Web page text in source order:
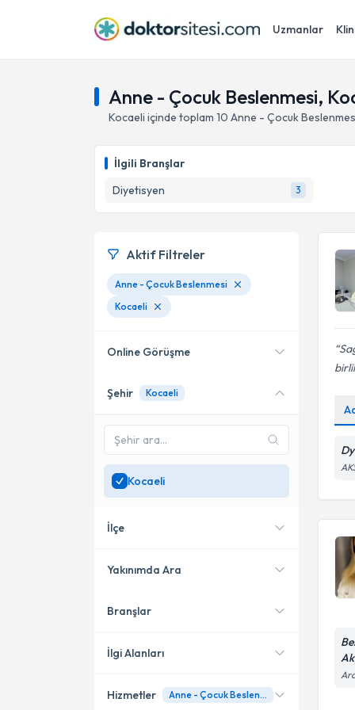
Uzmanlar
Anne - Çocuk Beslenmesi,
Kocaeli içinde toplam 10 Anne - Çocuk
İlgili Branşlar
Diyetisyen
3
Aktif Filtreler
Anne - Çocuk Beslenmesi
Kocaeli
Online Görüşme
Online danışmanlık sunan
SadeceKocaeli
uzman ara
Şehir Kocaeli
Kocaeli
İlçe
Çayırova
Gebze
Yakınımda Ara
Konumuma yakın uzmanları
Branşlar
Diyetisyen
İlgi Alanları
Hizmetler Anne - Çocuk Beslenmesi